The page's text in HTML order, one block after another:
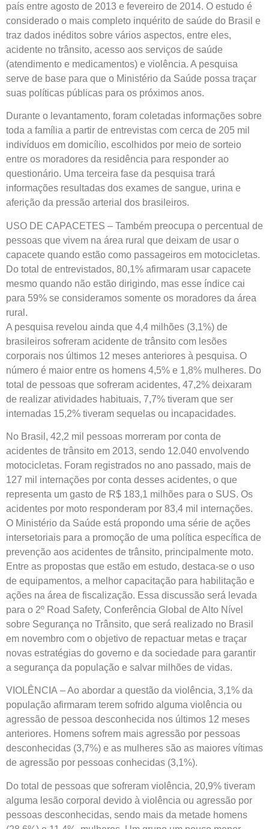
país entre agosto de 2013 e fevereiro de 2014. O estudo é
considerado o mais completo inquérito de saúde do Brasil e
traz dados inéditos sobre vários aspectos, entre eles,
acidente no trânsito, acesso aos serviços de saúde
(atendimento e medicamentos) e violência. A pesquisa
serve de base para que o Ministério da Saúde possa traçar
suas políticas públicas para os próximos anos.
Durante o levantamento, foram coletadas informações sobre
toda a família a partir de entrevistas com cerca de 205 mil
indivíduos em domicílio, escolhidos por meio de sorteio
entre os moradores da residência para responder ao
questionário. Uma terceira fase da pesquisa trará
informações resultadas dos exames de sangue, urina e
aferição da pressão arterial dos brasileiros.
USO DE CAPACETES – Também preocupa o percentual de
pessoas que vivem na área rural que deixam de usar o
capacete quando estão como passageiros em motocicletas.
Do total de entrevistados, 80,1% afirmaram usar capacete
mesmo quando não estão dirigindo, mas esse índice cai
para 59% se consideramos somente os moradores da área
rural.
A pesquisa revelou ainda que 4,4 milhões (3,1%) de
brasileiros sofreram acidente de trânsito com lesões
corporais nos últimos 12 meses anteriores à pesquisa. O
número é maior entre os homens 4,5% e 1,8% mulheres. Do
total de pessoas que sofreram acidentes, 47,2% deixaram
de realizar atividades habituais, 7,7% tiveram que ser
internadas 15,2% tiveram sequelas ou incapacidades.
No Brasil, 42,2 mil pessoas morreram por conta de
acidentes de trânsito em 2013, sendo 12.040 envolvendo
motocicletas. Foram registrados no ano passado, mais de
127 mil internações por conta desses acidentes, o que
representa um gasto de R$ 183,1 milhões para o SUS. Os
acidentes por moto responderam por 83,4 mil internações.
O Ministério da Saúde está propondo uma série de ações
intersetoriais para a promoção de uma política específica de
prevenção aos acidentes de trânsito, principalmente moto.
Entre as propostas que estão em estudo, destaca-se o uso
de equipamentos, a melhor capacitação para habilitação e
ações na área de fiscalização. Essa discussão será levada
para o 2º Road Safety, Conferência Global de Alto Nível
sobre Segurança no Trânsito, que será realizado no Brasil
em novembro com o objetivo de repactuar metas e traçar
novas estratégias do governo e da sociedade para garantir
a segurança da população e salvar milhões de vidas.
VIOLÊNCIA – Ao abordar a questão da violência, 3,1% da
população afirmaram terem sofrido alguma violência ou
agressão de pessoa desconhecida nos últimos 12 meses
anteriores. Homens sofrem mais agressão por pessoas
desconhecidas (3,7%) e as mulheres são as maiores vítimas
de agressão por pessoas conhecidas (3,1%).
Do total de pessoas que sofreram violência, 20,9% tiveram
alguma lesão corporal devido à violência ou agressão por
pessoas desconhecidas, sendo mais da metade homens